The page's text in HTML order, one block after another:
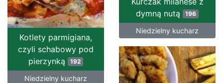
dymną nutą 196
Niedzielny kucharz
Kotlety parmigiana,
czyli schabowy pod
pierzynką
192
Niedzielny kucharz